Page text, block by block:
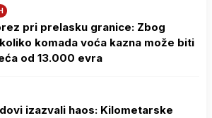
pri prelasku granice: Zbog
komada voća kazna može biti
od 13.000 evra
izazvali haos: Kilometarske